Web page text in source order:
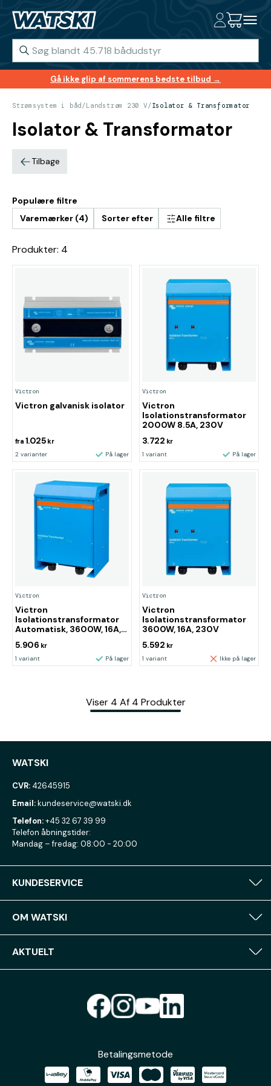
Gå ikke glip af sommerens bedste tilbud →
Strømsystem i båd /Landstrøm 230 V/Isolator & Transformator
Isolator & Transformator
Tilbage
Populære filtre
Varemærker (4)
Sorter efter Alle filtre
Produkter: 4
Victron
Victron galvanisk isolator
fra 1.025 kr
2 varianter På lager
Victron
Victron
Isolationstransformator
2000W 8.5A, 230V
3.722 kr
1 variant På lager
Victron
Victron
Isolationstransformator
Automatisk, 3600W, 16A,
5.906 kr
1 variant På lager
Victron
Victron
Isolationstransformator
3600W, 16A, 230V
5.592 kr
1 variant Ikke på lager
Viser 4 Af 4 Produkter
WATSKI
CVR: 42645915
Email:kundeservice@watski.dk
Telefon:+45 32 67 39 99
Telefon åbningstider:
Mandag – fredag: 08:00 - 20:00
KUNDESERVICE
OM WATSKI
AKTUELT
Betalingsmetode